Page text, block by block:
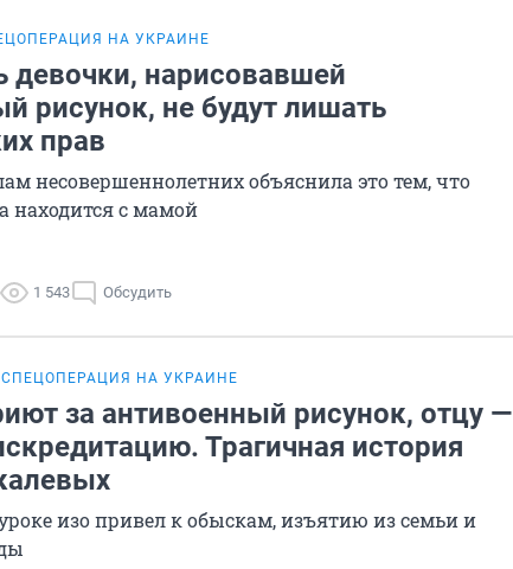
НА УКРАИНЕ
девочки, нарисовавшей
рисунок, не будут лишать
прав
несовершеннолетних объяснила это тем, что
находится с мамой
1 543 Обсудить
СПЕЦОПЕРАЦИЯ НА УКРАИНЕ
за антивоенный рисунок, отцу —
Трагичная история
изо привел к обыскам, изъятию из семьи и